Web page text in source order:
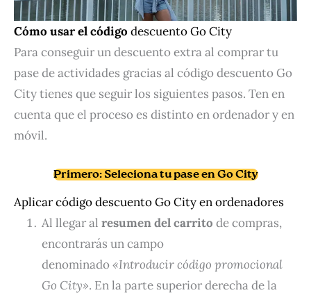
Cómo usar el código descuento Go City
Para conseguir un descuento extra al comprar tu
pase de actividades gracias al código descuento Go
City tienes que seguir los siguientes pasos. Ten en
cuenta que el proceso es distinto en ordenador y en
móvil.
Primero: Seleciona tu pase en Go City
Aplicar código descuento Go City en ordenadores
Al llegar al resumen del carrito de compras,
encontrarás un campo
denominado«Introducir código promocional
Go City». En la parte superior derecha de la